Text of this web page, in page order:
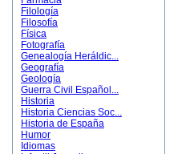
Filología
Filosofía
Física
Fotografía
Genealogía Heráldic...
Geografía
Geología
Guerra Civil Español...
Historia
Historia Ciencias Soc...
Historia de España
Humor
Idiomas